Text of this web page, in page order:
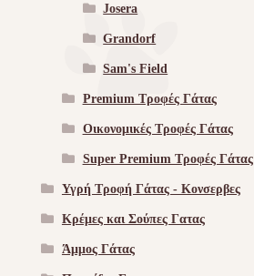
Josera
Grandorf
Sam's Field
Premium Τροφές Γάτας
Οικονομικές Τροφές Γάτας
Super Premium Τροφές Γάτας
Υγρή Τροφή Γάτας - Kονσερβες
Κρέμες και Σούπες Γατας
Άμμος Γάτας